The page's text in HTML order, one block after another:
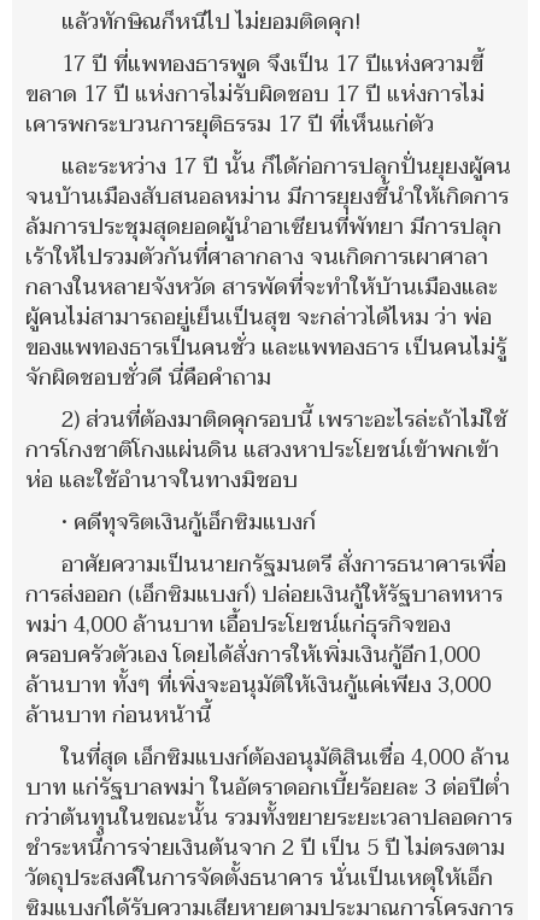
แล้วทักษิณก็หนีไป ไม่ยอมติดคุก!
17 ปี ที่แพทองธารพูด จึงเป็น 17 ปีแห่งความขี้
ขลาด 17 ปี แห่งการไม่รับผิดชอบ 17 ปี แห่งการไม่
เคารพกระบวนการยุติธรรม 17 ปี ที่เห็นแก่ตัว
และระหว่าง 17 ปี นั้น ก็ได้ก่อการปลุกปั่นยุยงผู้คน
จนบ้านเมืองสับสนอลหม่าน มีการยุยงชี้นำให้เกิดการ
ล้มการประชุมสุดยอดผู้นำอาเซียนที่พัทยา มีการปลุก
เร้าให้ไปรวมตัวกันที่ศาลากลาง จนเกิดการเผาศาลา
กลางในหลายจังหวัด สารพัดที่จะทำให้บ้านเมืองและ
ผู้คนไม่สามารถอยู่เย็นเป็นสุข จะกล่าวได้ไหม ว่า พ่อ
ของแพทองธารเป็นคนชั่ว และแพทองธาร เป็นคนไม่รู้
จักผิดชอบชั่วดี นี่คือคำถาม
2) ส่วนที่ต้องมาติดคุกรอบนี้ เพราะอะไรล่ะถ้าไม่ใช้
การโกงชาติโกงแผ่นดิน แสวงหาประโยชน์เข้าพกเข้า
ห่อ และใช้อำนาจในทางมิชอบ
• คดีทุจริตเงินกู้เอ็กซิมแบงก์
อาศัยความเป็นนายกรัฐมนตรี สั่งการธนาคารเพื่อ
การส่งออก (เอ็กซิมแบงก์) ปล่อยเงินกู้ให้รัฐบาลทหาร
พม่า 4,000 ล้านบาท เอื้อประโยชน์แก่ธุรกิจของ
ครอบครัวตัวเอง โดยได้สั่งการให้เพิ่มเงินกู้อีก1,000
ล้านบาท ทั้งๆ ที่เพิ่งจะอนุมัติให้เงินกู้แค่เพียง 3,000
ล้านบาท ก่อนหน้านี้
ในที่สุด เอ็กซิมแบงก์ต้องอนุมัติสินเชื่อ 4,000 ล้าน
บาท แก่รัฐบาลพม่า ในอัตราดอกเบี้ยร้อยละ 3 ต่อปีต่ำ
กว่าต้นทุนในขณะนั้น รวมทั้งขยายระยะเวลาปลอดการ
ชำระหนี้การจ่ายเงินต้นจาก 2 ปี เป็น 5 ปี ไม่ตรงตาม
วัตถุประสงค์ในการจัดตั้งธนาคาร นั่นเป็นเหตุให้เอ็ก
ซิมแบงก์ได้รับความเสียหายตามประมาณการโครงการ